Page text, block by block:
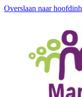
Overslaan naar